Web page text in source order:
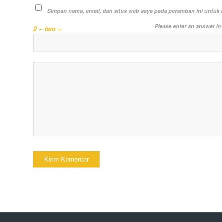
Simpan nama, email, dan situs web saya pada peramban ini untuk
Please enter an answer
2 − two =